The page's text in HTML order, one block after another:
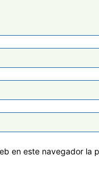
en este navegador la